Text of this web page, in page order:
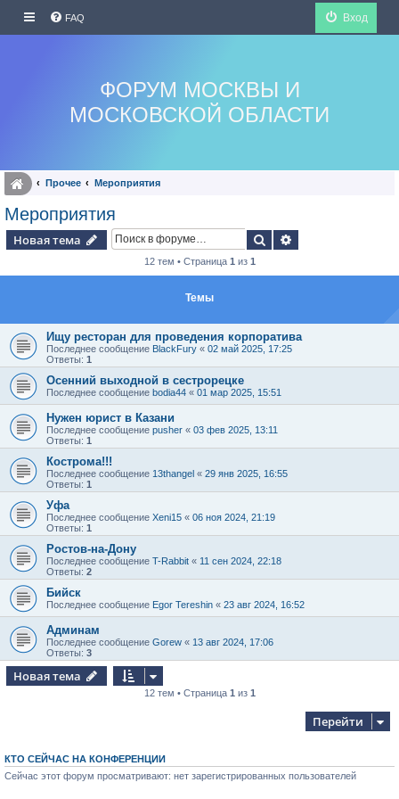
FAQ Вход
ФОРУМ МОСКВЫ И
МОСКОВСКОЙ ОБЛАСТИ
Прочее Мероприятия
Мероприятия
Новая тема Поиск
12 тем • Страница 1 из 1
Темы
Ищу ресторан для проведения корпоратива
Последнее сообщение BlackFury « 02 май 2025, 17:25
Ответы: 1
Осенний выходной в сестрорецке
Последнее сообщение bodia44 « 01 мар 2025, 15:51
Нужен юрист в Казани
Последнее сообщение pusher « 03 фев 2025, 13:11
Ответы: 1
Кострома!!!
Последнее сообщение 13thangel « 29 янв 2025, 16:55
Ответы: 1
Уфа
Последнее сообщение Xeni15 « 06 ноя 2024, 21:19
Ответы: 1
Ростов-на-Дону
Последнее сообщение T-Rabbit « 11 сен 2024, 22:18
Ответы: 2
Бийск
Последнее сообщение Egor Tereshin « 23 авг 2024, 16:52
Админам
Последнее сообщение Gorew « 13 авг 2024, 17:06
Ответы: 3
Новая тема
12 тем • Страница 1 из 1
Перейти
КТО СЕЙЧАС НА КОНФЕРЕНЦИИ
Сейчас этот форум просматривают: нет зарегистрированных пользователей